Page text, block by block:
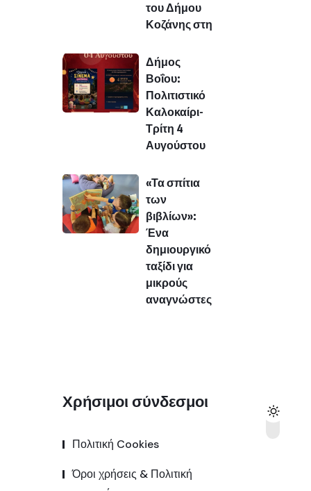
του Δήμου
Κοζάνης στη
Δήμος
Βοΐου:
Πολιτιστικό
Καλοκαίρι-
Τρίτη 4
Αυγούστου
«Τα σπίτια
των
βιβλίων»:
Ένα
δημιουργικό
ταξίδι για
μικρούς
αναγνώστες
Χρήσιμοι σύνδεσμοι
Πολιτική Cookies
Όροι χρήσεις & Πολιτική